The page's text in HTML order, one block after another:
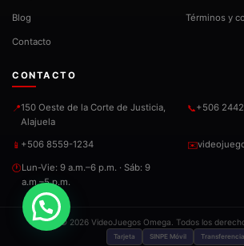
Blog
Contacto
Términos y
CONTACTO
📍150 Oeste de la Corte de Justicia,
Alajuela
📞+506
📱 +506 8559-1234 ✉️
🕐Lun-Vie: 9 a.m.–6 p.m. · Sáb: 9
a.m.–5 p.m.
© 2026 VideoJuegos Omega. Todos los
Tarjeta SINPE Móvil Transferencia